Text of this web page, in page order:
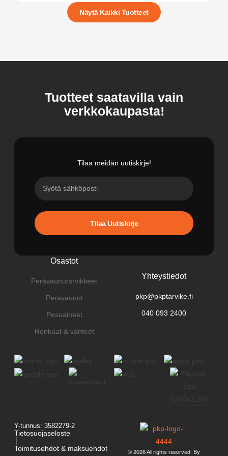
Näytä Kaikki Tuotteet
Tuotteet saatavilla vain
verkkokaupasta!
Tilaa meidän uutiskirje!
Tilaa Uutiskirje
Osastot
Perävaunutarvikkeet
Perävaunut
Pesuaineet
Renkaat & vanteet
Yhteystiedot
pkp@pkptarvike.fi
040 093 2400
© 2026 All rights reserved. By
Y-tunnus: 3582279-2
Tietosuojaseloste
Toimitusehdot & maksuehdot